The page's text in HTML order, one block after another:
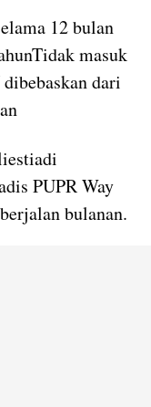
12 bulan
masuk
dari
PUPR Way
bulanan.